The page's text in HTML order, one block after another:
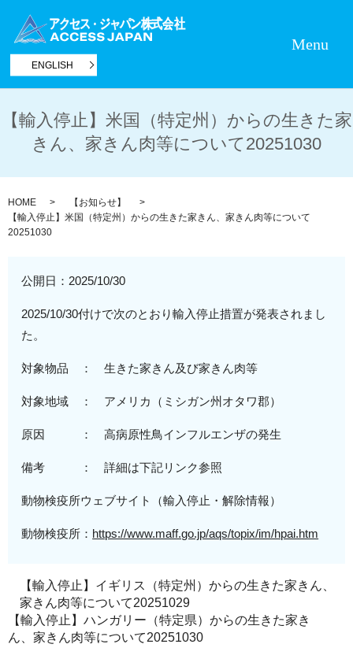
ENGLISH
Menu
【輸入停止】米国（特定州）からの生きた家
きん、家きん肉等について20251030
HOME
【お知らせ】
【輸入停止】米国（特定州）からの生きた家きん、家きん肉等について
20251030
公開日： 2025/10/30
2025/10/30付けで次のとおり輸入停止措置が発表されまし
た。
対象物品 ： 生きた家きん及び家きん肉等
対象地域 ： アメリカ（ ミシガン州オタワ郡）
原因 ：高病原性鳥インフルエンザの発生
備考 ： 詳細は下記リンク参照
動物検疫所ウェブサイト（輸入停止・解除情報）
動物検疫所： https://www.maff.go.jp/aqs/topix/im/hpai.htm
【輸入停止】イギリス（特定州）からの生きた家きん、
家きん肉等について20251029
【輸入停止】ハンガリー（特定県）からの生きた家き
ん、家きん肉等について20251030